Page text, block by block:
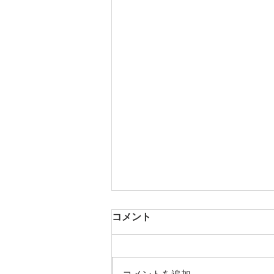
芳醇な香り
コメント